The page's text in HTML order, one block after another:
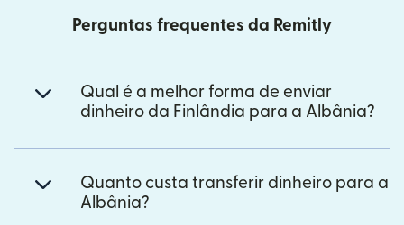
Perguntas frequentes da Remitly
Qual é a melhor forma de enviar
dinheiro da Finlândia para a Albânia?
Quanto custa transferir dinheiro para a
Albânia?